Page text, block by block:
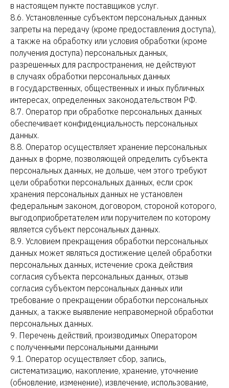
в настоящем пункте поставщиков услуг.
8.6. Установленные субъектом персональных данных
запреты на передачу (кроме предоставления доступа),
а также на обработку или условия обработки (кроме
получения доступа) персональных данных,
разрешенных для распространения, не действуют
в случаях обработки персональных данных
в государственных, общественных и иных публичных
интересах, определенных законодательством РФ.
8.7. Оператор при обработке персональных данных
обеспечивает конфиденциальность персональных
данных.
8.8. Оператор осуществляет хранение персональных
данных в форме, позволяющей определить субъекта
персональных данных, не дольше, чем этого требуют
цели обработки персональных данных, если срок
хранения персональных данных не установлен
федеральным законом, договором, стороной которого,
выгодоприобретателем или поручителем по которому
является субъект персональных данных.
8.9. Условием прекращения обработки персональных
данных может являться достижение целей обработки
персональных данных, истечение срока действия
согласия субъекта персональных данных, отзыв
согласия субъектом персональных данных или
требование о прекращении обработки персональных
данных, а также выявление неправомерной обработки
персональных данных.
9. Перечень действий, производимых Оператором
с полученными персональными данными
9.1. Оператор осуществляет сбор, запись,
систематизацию, накопление, хранение, уточнение
(обновление, изменение), извлечение, использование,